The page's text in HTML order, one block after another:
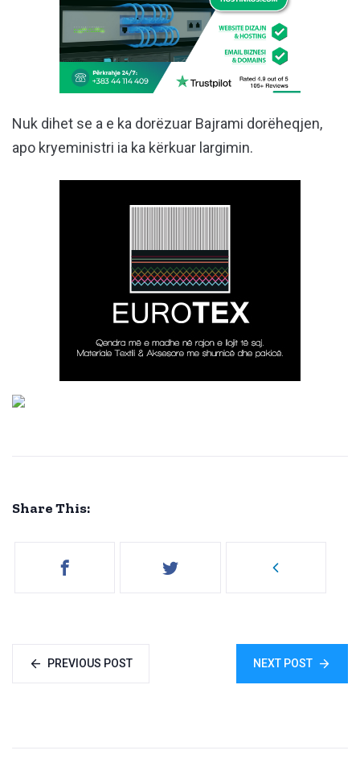
Nuk dihet se a e ka dorëzuar Bajrami dorëheqjen,
apo kryeministri ia ka kërkuar largimin.
Share This:
PREVIOUS POST NEXT POST